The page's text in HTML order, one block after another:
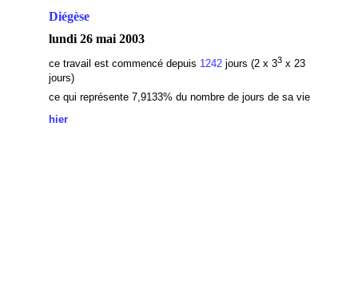
Diégèse
lundi 26 mai 2003
ce travail est commencé depuis 1242jours (2 x 33x 23
jours)
ce qui représente 7,9133% du nombre de jours de sa vie
hier